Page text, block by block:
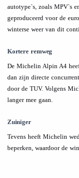
autotype`s, zoals MPV`s
geproduceerd voor de
winterse weer van dit
Kortere remweg
De Michelin Alpin A4
dan zijn directe
door de TUV. Volgens
langer mee gaan.
Zuiniger
Tevens heeft Michelin
beperken, waardoor de